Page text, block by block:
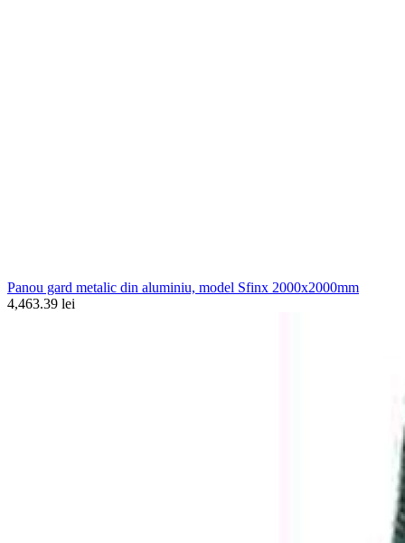
Panou gard metalic din aluminiu, model Sfinx 2000x2000mm
4,463.39 lei